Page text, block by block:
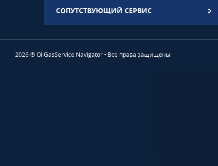
СОПУТСТВУЮЩИЙ СЕРВИС
2026 ® OilGasService Navigator • Все права защищены